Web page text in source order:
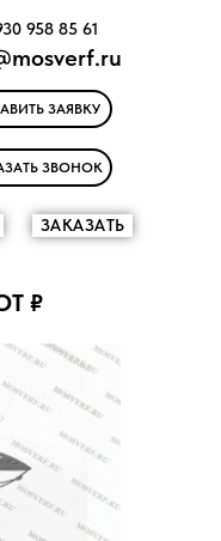
958 85 61
ЗАКАЗАТЬ
ЗВОНОК
ЗАЯВКУ
₽